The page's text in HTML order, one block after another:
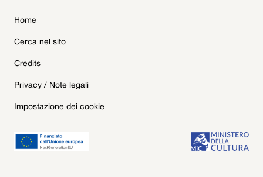
Home
Cerca nel sito
Credits
Privacy / Note legali
Impostazione dei cookie